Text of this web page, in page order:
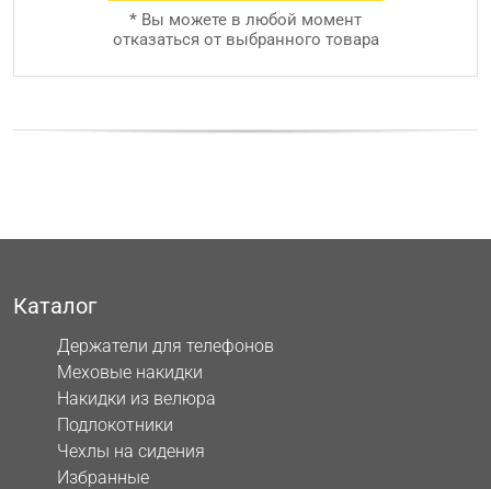
* Вы можете в любой момент
отказаться от выбранного товара
Каталог
Держатели для телефонов
Меховые накидки
Накидки из велюра
Подлокотники
Чехлы на сидения
Избранные